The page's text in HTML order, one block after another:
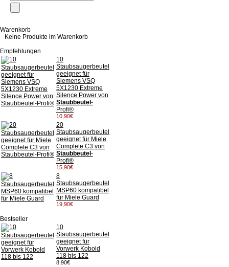
Warenkorb
Keine Produkte im Warenkorb
Empfehlungen
10
Staubsaugerbeutel
geeignet für
Siemens VSQ
5X1230 Extreme
Silence Power von
Staubbeutel -
Profi®
10,90€
20
Staubsaugerbeutel
geeignet für Miele
Complete C3 von
Staubbeutel -
Profi®
15,90€
8
Staubsaugerbeutel
MSP60 kompatibel
für Miele Guard
19,90€
Bestseller
10
Staubsaugerbeutel
geeignet für
Vorwerk Kobold
118 bis 122
8,90€